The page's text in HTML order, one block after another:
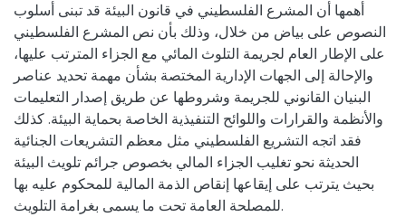
أهمها أن المشرع الفلسطيني في قانون البيئة قد تبنى أسلوب
النصوص على بياض من خلال، وذلك بأن نص المشرع الفلسطيني
على الإطار العام لجريمة التلوث المائي مع الجزاء المترتب عليها،
والإحالة إلى الجهات الإدارية المختصة بشأن مهمة تحديد عناصر
البنيان القانوني للجريمة وشروطها عن طريق إصدار التعليمات
والأنظمة والقرارات واللوائح التنفيذية الخاصة بحماية البيئة. كذلك
فقد اتجه التشريع الفلسطيني مثل معظم التشريعات الجنائية
الحديثة نحو تغليب الجزاء المالي بخصوص جرائم تلويث البيئة
بحيث يترتب على إيقاعها إنقاص الذمة المالية للمحكوم عليه بها
للمصلحة العامة تحت ما يسمى بغرامة التلويث.